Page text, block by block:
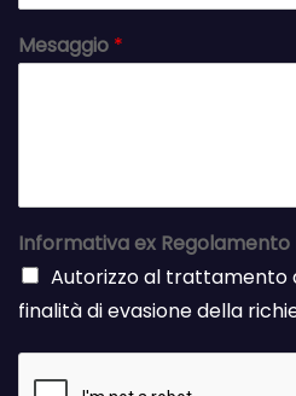
Mesaggio *
Informativa ex Regolamento
Autorizzo al trattamento
finalità di evasione della